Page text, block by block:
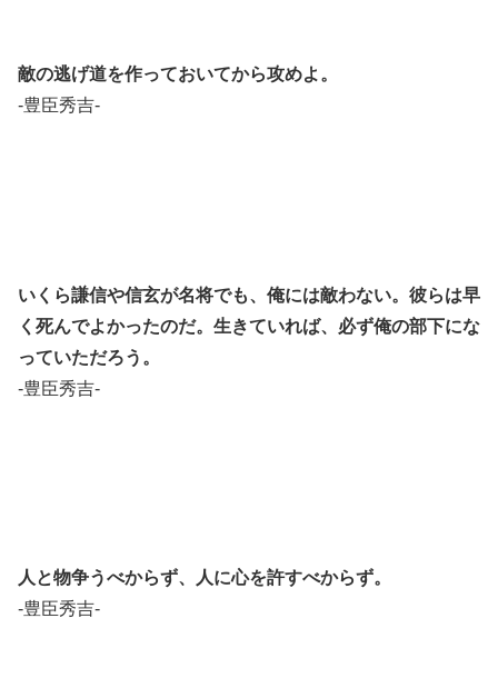
敵の逃げ道を作っておいてから攻めよ。
-豊臣秀吉-
いくら謙信や信玄が名将でも、俺には敵わない。彼らは早
く死んでよかったのだ。生きていれば、必ず俺の部下にな
っていただろう。
-豊臣秀吉-
人と物争うべからず、人に心を許すべからず。
-豊臣秀吉-